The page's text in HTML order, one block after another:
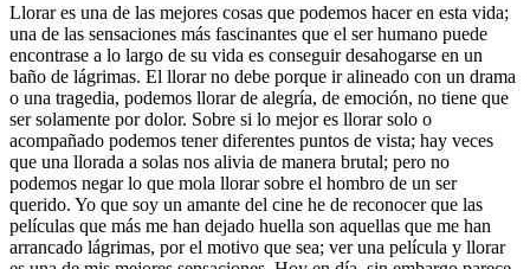
Llorar es una de las mejores cosas que podemos hacer en esta vida;
una de las sensaciones más fascinantes que el ser humano puede
encontrase a lo largo de su vida es conseguir desahogarse en un
baño de lágrimas. El llorar no debe porque ir alineado con un drama
o una tragedia, podemos llorar de alegría, de emoción, no tiene que
ser solamente por dolor. Sobre si lo mejor es llorar solo o
acompañado podemos tener diferentes puntos de vista; hay veces
que una llorada a solas nos alivia de manera brutal; pero no
podemos negar lo que mola llorar sobre el hombro de un ser
querido. Yo que soy un amante del cine he de reconocer que las
películas que más me han dejado huella son aquellas que me han
arrancado lágrimas, por el motivo que sea; ver una película y llorar